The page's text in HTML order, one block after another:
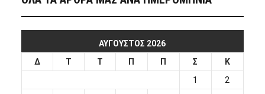
ΑΎΓΟΥΣΤΟΣ 2026
Δ
Τ Τ Π Π Σ
Κ
1
2